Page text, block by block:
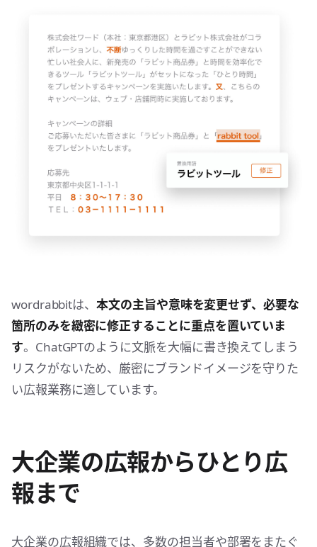
wordrabbitは、本文の主旨や意味を変更せず、必要な
箇所のみを緻密に修正することに重点を置いていま
す。ChatGPTのように文脈を大幅に書き換えてしまう
リスクがないため、厳密にブランドイメージを守りた
い広報業務に適しています。
大企業の広報からひとり広
報まで
大企業の広報組織では、多数の担当者や部署をまたぐ